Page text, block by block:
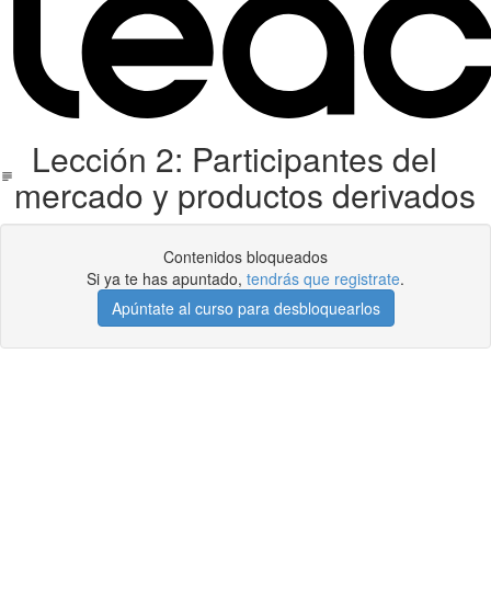
Lección 2: Participantes del
mercado y productos derivados
Contenidos bloqueados
Si ya te has apuntado, tendrás que registrate.
Apúntate al curso para desbloquearlos